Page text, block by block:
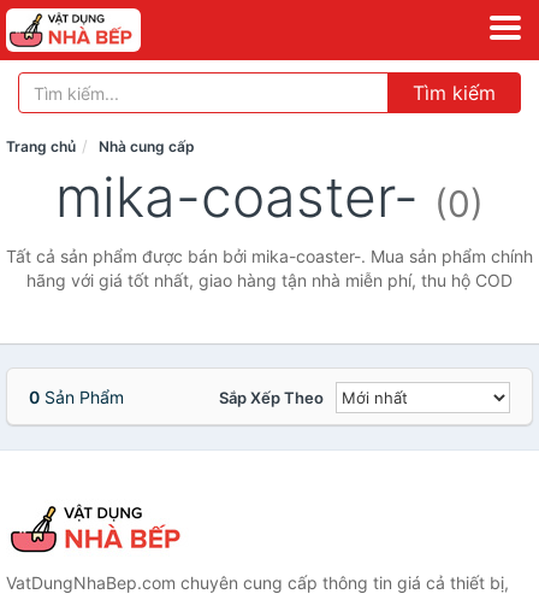
Tìm kiếm
Trang chủ Nhà cung cấp
mika-coaster- (0)
Tất cả sản phẩm được bán bởi mika-coaster-. Mua sản phẩm chính
hãng với giá tốt nhất, giao hàng tận nhà miễn phí, thu hộ COD
0 Sản Phẩm Sắp Xếp Theo
VatDungNhaBep.com chuyên cung cấp thông tin giá cả thiết bị,